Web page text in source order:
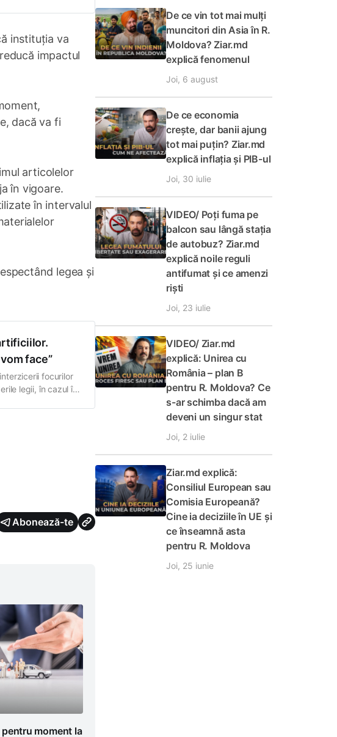
instituția va
impactul
dacă va fi
articolelor
în vigoare.
în intervalul
legea și
face”
focurilor
legii, în cazul în
Abonează-te
moment la
De ce vin tot mai mulți
muncitori din Asia în R.
Moldova? Ziar.md
explică fenomenul
Joi, 6 august
De ce economia
crește, dar banii ajung
tot mai puțin? Ziar.md
explică inflația și PIB-ul
Joi, 30 iulie
VIDEO/ Poți fuma pe
balcon sau lângă stația
de autobuz? Ziar.md
explică noile reguli
antifumat și ce amenzi
riști
Joi, 23 iulie
VIDEO/ Ziar.md
explică: Unirea cu
România – plan B
pentru R. Moldova? Ce
s-ar schimba dacă am
deveni un singur stat
Joi, 2 iulie
Ziar.md explică:
Consiliul European sau
Comisia Europeană?
Cine ia deciziile în UE și
ce înseamnă asta
pentru R. Moldova
Joi, 25 iunie